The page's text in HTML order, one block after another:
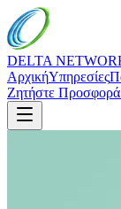
DELTA
ΑρχικήΥπηρεσίες
Ζητήστε